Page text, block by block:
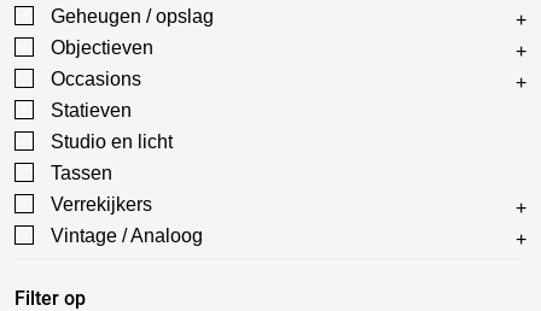
Geheugen / opslag
Objectieven
Occasions
Statieven
Studio en licht
Tassen
Verrekijkers
Vintage / Analoog
Filter op